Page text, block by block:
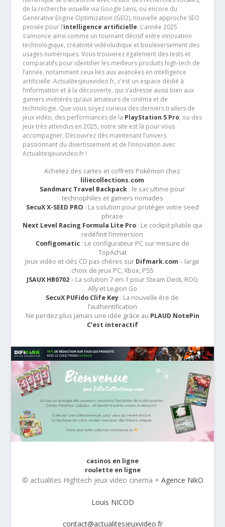
de la recherche visuelle via Google Lens, ou encore du
Generative Engine Optimization (GEO), nouvelle approche SEO
pensée pour l’intelligence artificielle. L’année 2025
s’annonce ainsi comme un tournant décisif entre innovation
technologique, créativité vidéoludique et bouleversement des
usages numériques. Vous trouverez également des tests et
comparatifs pour identifier les meilleurs produits high-tech de
l’année, notamment ceux liés aux avancées en intelligence
artificielle. Actualitesjeuxvideo.fr, c’est un espace dédié à
l’information et à la découverte, qui s’adresse aussi bien aux
gamers invétérés qu’aux amateurs de cinéma et de
technologie. Que vous soyez curieux des derniers trailers de
jeux vidéo, des performances de la PlayStation 5 Pro, ou des
jeux très attendus en 2025, notre site est là pour vous
accompagner. Découvrez dès maintenant l’univers
passionnant du divertissement et de l’innovation avec
Actualitesjeuxvideo.fr !
Achetez des cartes et coffrets Pokémon chez
liliecollections.com
Sandmarc Travel Backpack : le sac ultime pour
technophiles et gamers nomades
SecuX X-SEED PRO : La solution pour protéger votre seed
phrase
Next Level Racing Formula Lite Pro: Le cockpit pliable qui
redéfinit l’immersion
Configomatic: Le configurateur PC sur mesure de
TopAchat
Jeux vidéo et clés CD pas chères sur Difmark.com – large
choix de jeux PC, Xbox, PS5
JSAUX HB0702– La solution 7-en-1 pour Steam Deck, ROG
Ally et Legion Go
SecuX PUFido Clife Key : La nouvelle ère de
l’authentification
Ne perdez plus jamais une idée grâce au PLAUD NotePin
C’est interactif
casinos en ligne
roulette en ligne
© actualites Hightech jeux video cinema + Agence NikO
Louis NICOD
contact@actualitesjeuxvideo.fr